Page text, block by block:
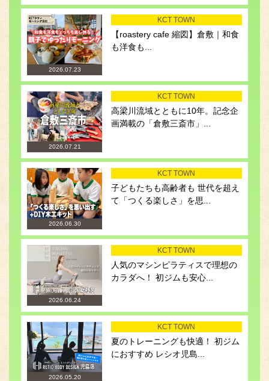
2026.07.23
KCT TOWN
【roastery cafe 縮図】倉敷｜和食
も洋食も...
2026.07.21
KCT TOWN
高梁川流域とともに10年。記念企
画満載の「倉敷三斎市」...
2026.06.30
KCT TOWN
子どもたちも高齢者も 世代を超え
て「つくる楽しさ」を思...
2026.06.24
KCT TOWN
人気のマシンピラティスで理想の
カラダへ！ 初ジムも安心...
2026.05.20
KCT TOWN
夏のトレーニングも快適！ 初ジム
におすすめ レシオ児島...